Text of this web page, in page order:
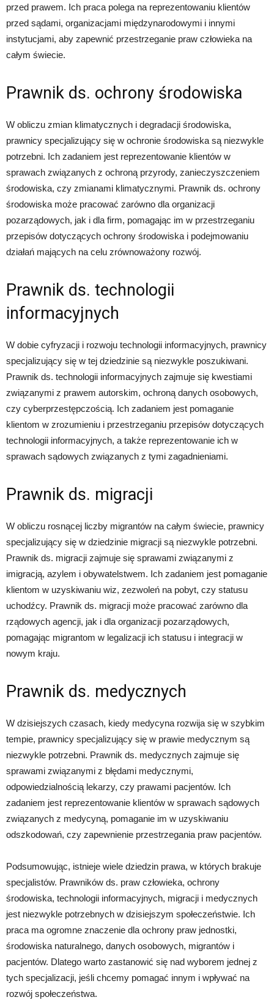
przed prawem. Ich praca polega na reprezentowaniu klientów
przed sądami, organizacjami międzynarodowymi i innymi
instytucjami, aby zapewnić przestrzeganie praw człowieka na
całym świecie.
Prawnik ds. ochrony środowiska
W obliczu zmian klimatycznych i degradacji środowiska,
prawnicy specjalizujący się w ochronie środowiska są niezwykle
potrzebni. Ich zadaniem jest reprezentowanie klientów w
sprawach związanych z ochroną przyrody, zanieczyszczeniem
środowiska, czy zmianami klimatycznymi. Prawnik ds. ochrony
środowiska może pracować zarówno dla organizacji
pozarządowych, jak i dla firm, pomagając im w przestrzeganiu
przepisów dotyczących ochrony środowiska i podejmowaniu
działań mających na celu zrównoważony rozwój.
Prawnik ds. technologii
informacyjnych
W dobie cyfryzacji i rozwoju technologii informacyjnych, prawnicy
specjalizujący się w tej dziedzinie są niezwykle poszukiwani.
Prawnik ds. technologii informacyjnych zajmuje się kwestiami
związanymi z prawem autorskim, ochroną danych osobowych,
czy cyberprzestępczością. Ich zadaniem jest pomaganie
klientom w zrozumieniu i przestrzeganiu przepisów dotyczących
technologii informacyjnych, a także reprezentowanie ich w
sprawach sądowych związanych z tymi zagadnieniami.
Prawnik ds. migracji
W obliczu rosnącej liczby migrantów na całym świecie, prawnicy
specjalizujący się w dziedzinie migracji są niezwykle potrzebni.
Prawnik ds. migracji zajmuje się sprawami związanymi z
imigracją, azylem i obywatelstwem. Ich zadaniem jest pomaganie
klientom w uzyskiwaniu wiz, zezwoleń na pobyt, czy statusu
uchodźcy. Prawnik ds. migracji może pracować zarówno dla
rządowych agencji, jak i dla organizacji pozarządowych,
pomagając migrantom w legalizacji ich statusu i integracji w
nowym kraju.
Prawnik ds. medycznych
W dzisiejszych czasach, kiedy medycyna rozwija się w szybkim
tempie, prawnicy specjalizujący się w prawie medycznym są
niezwykle potrzebni. Prawnik ds. medycznych zajmuje się
sprawami związanymi z błędami medycznymi,
odpowiedzialnością lekarzy, czy prawami pacjentów. Ich
zadaniem jest reprezentowanie klientów w sprawach sądowych
związanych z medycyną, pomaganie im w uzyskiwaniu
odszkodowań, czy zapewnienie przestrzegania praw pacjentów.
Podsumowując, istnieje wiele dziedzin prawa, w których brakuje
specjalistów. Prawników ds. praw człowieka, ochrony
środowiska, technologii informacyjnych, migracji i medycznych
jest niezwykle potrzebnych w dzisiejszym społeczeństwie. Ich
praca ma ogromne znaczenie dla ochrony praw jednostki,
środowiska naturalnego, danych osobowych, migrantów i
pacjentów. Dlatego warto zastanowić się nad wyborem jednej z
tych specjalizacji, jeśli chcemy pomagać innym i wpływać na
rozwój społeczeństwa.